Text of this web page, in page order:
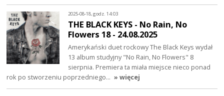
2025-08-18, godz. 14:03
THE BLACK KEYS - No Rain, No
Flowers 18 - 24.08.2025
Amerykański duet rockowy The Black Keys wydał
13 album studyjny "No Rain, No Flowers" 8
sierpnia. Premiera ta miała miejsce nieco ponad
rok po stworzeniu poprzedniego… » więcej